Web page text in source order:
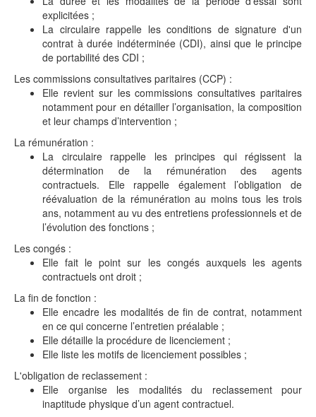
explicitées ;
La circulaire rappelle les conditions de signature d'un
contrat à durée indéterminée (CDI), ainsi que le principe
de portabilité des CDI ;
Les commissions consultatives paritaires (CCP) :
Elle revient sur les commissions consultatives paritaires
notamment pour en détailler l’organisation, la composition
et leur champs d’intervention ;
La rémunération :
La circulaire rappelle les principes qui régissent la
détermination de la rémunération des agents
contractuels. Elle rappelle également l’obligation de
réévaluation de la rémunération au moins tous les trois
ans, notamment au vu des entretiens professionnels et de
l’évolution des fonctions ;
Les congés :
Elle fait le point sur les congés auxquels les agents
contractuels ont droit ;
La fin de fonction :
Elle encadre les modalités de fin de contrat, notamment
en ce qui concerne l’entretien préalable ;
Elle détaille la procédure de licenciement ;
Elle liste les motifs de licenciement possibles ;
L'obligation de reclassement :
Elle organise les modalités du reclassement pour
inaptitude physique d’un agent contractuel.